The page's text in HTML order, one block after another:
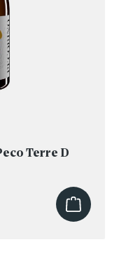
Terre D